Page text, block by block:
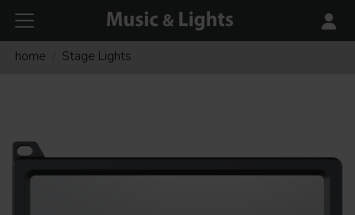
home Stage Lights